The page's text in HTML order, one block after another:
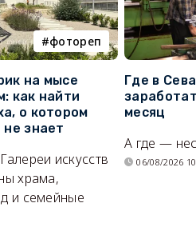
фотореп
на мысе
как найти
о котором
не знает
искусств
храма,
и семейные
Где в
месяц
А где —
06/08/2026